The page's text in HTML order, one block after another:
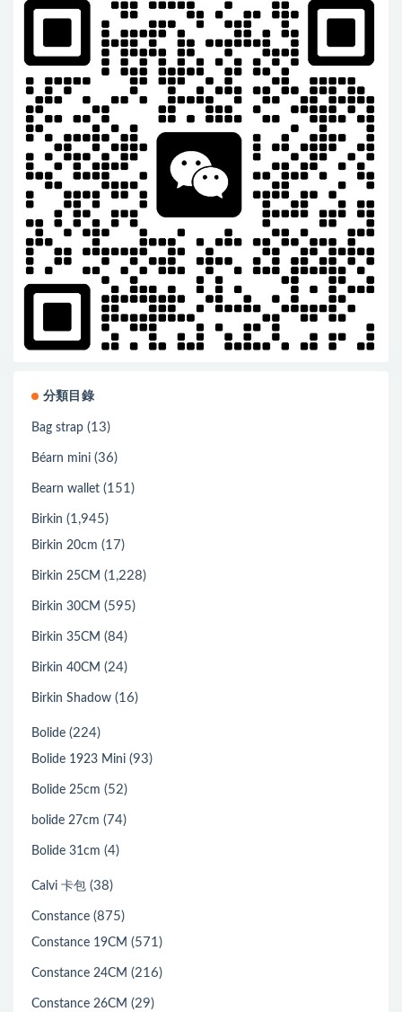
分類目錄
Bag strap (13)
Béarn mini (36)
Bearn wallet (151)
Birkin (1,945)
Birkin 20cm (17)
Birkin 25CM (1,228)
Birkin 30CM (595)
Birkin 35CM (84)
Birkin 40CM (24)
Birkin Shadow (16)
Bolide (224)
Bolide 1923 Mini (93)
Bolide 25cm (52)
bolide 27cm (74)
Bolide 31cm (4)
Calvi 卡包 (38)
Constance (875)
Constance 19CM (571)
Constance 24CM (216)
Constance 26CM (29)